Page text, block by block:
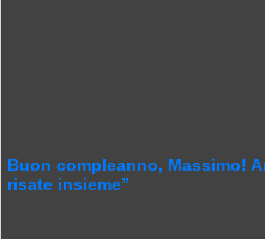
Buon compleanno, Massimo!
risate insieme”